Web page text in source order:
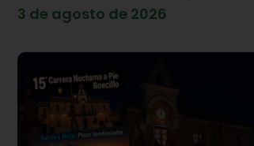
3 de agosto de 2026